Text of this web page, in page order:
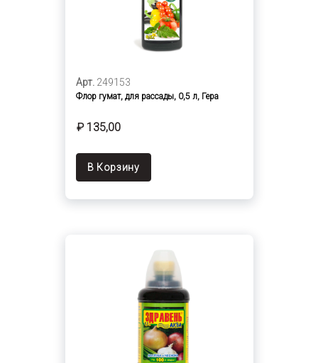
Арт. 249153
Флор гумат, для рассады, 0,5 л, Гера
₽ 135,00
В Корзину